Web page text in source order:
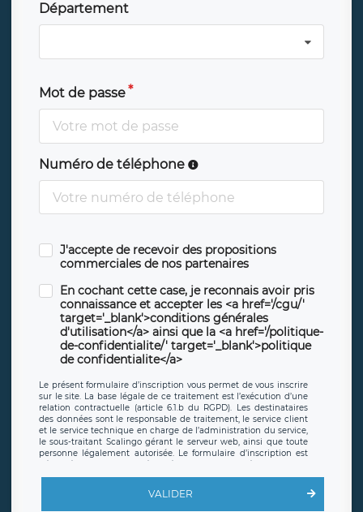
Département
Mot de passe
Numéro de téléphone
J'accepte de recevoir des propositions
commerciales de nos partenaires
En cochant cette case, je reconnais avoir pris
connaissance et accepter les <a href='/cgu/'
target='_blank'>conditions générales
d'utilisation</a> ainsi que la <a href='/politique-
de-confidentialite/' target='_blank'>politique
de confidentialite</a>
Le présent formulaire d’inscription vous permet de vous inscrire
sur le site. La base légale de ce traitement est l’exécution d’une
relation contractuelle (article 6.1.b du RGPD). Les destinataires
des données sont le responsable de traitement, le service client
et le service technique en charge de l’administration du service,
le sous-traitant Scalingo gérant le serveur web, ainsi que toute
personne légalement autorisée. Le formulaire d’inscription est
offrant desclauses de protection conformes au RGPD. Les
en sollicite la suppression, étant entendu que vous pouvez
VALIDER